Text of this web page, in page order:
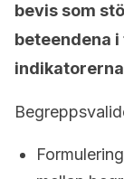
bevis som
beteendena